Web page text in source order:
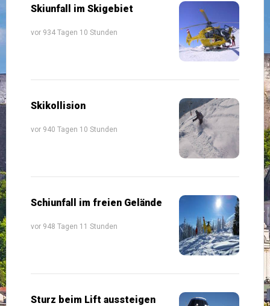
Skiunfall im Skigebiet
vor 934 Tagen 10 Stunden
Skikollision
vor 940 Tagen 10 Stunden
Schiunfall im freien Gelände
vor 948 Tagen 11 Stunden
Sturz beim Lift aussteigen